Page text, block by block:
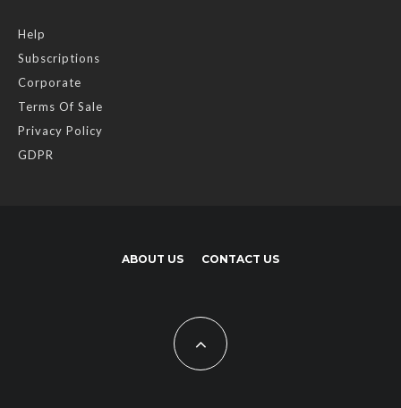
Help
Subscriptions
Corporate
Terms Of Sale
Privacy Policy
GDPR
ABOUT US CONTACT US